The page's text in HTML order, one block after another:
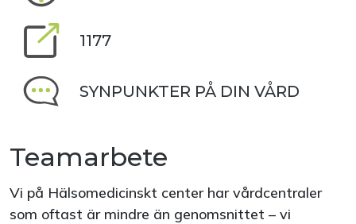
1177
SYNPUNKTER PÅ DIN VÅRD
Teamarbete
Vi på Hälsomedicinskt center har vårdcentraler
som oftast är mindre än genomsnittet – vi